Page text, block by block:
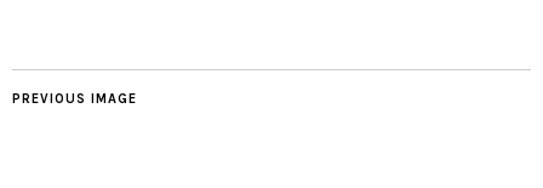
PREVIOUS IMAGE